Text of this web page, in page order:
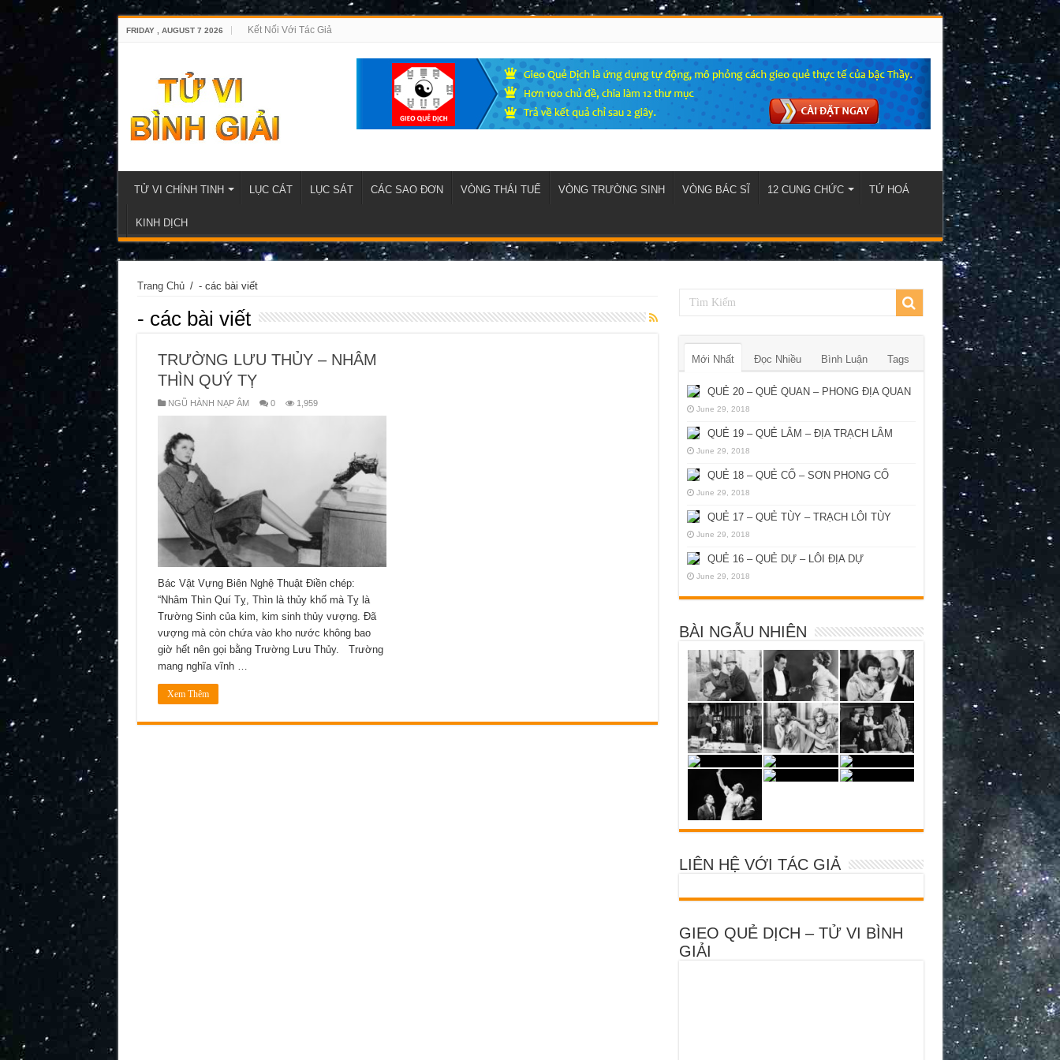
FRIDAY , AUGUST 7 2026 Kết Nối Với Tác Giả
TỬ VI CHÍNH TINH LỤC CÁT LỤC SÁT CÁC SAO ĐƠN VÒNG THÁI TUẾ VÒNG TRƯỜNG SINH VÒNG BÁC SĨ 12 CUNG CHỨC TỨ HOÁ
KINH DỊCH
Trang Chủ / - các bài viết
- các bài viết
TRƯỜNG LƯU THỦY – NHÂM
THÌN QUÝ TỴ
NGŨ HÀNH NẠP ÂM 0 1,959
Bác Vật Vựng Biên Nghệ Thuật Điền chép:
“Nhâm Thìn Quí Tỵ, Thìn là thủy khố mà Tỵ là
Trường Sinh của kim, kim sinh thủy vượng. Đã
vượng mà còn chứa vào kho nước không bao
giờ hết nên gọi bằng Trường Lưu Thủy. Trường
mang nghĩa vĩnh …
Xem Thêm
Mới Nhất Đọc Nhiều Bình Luận Tags
QUẺ 20 – QUẺ QUAN – PHONG ĐỊA QUAN
June 29, 2018
QUẺ 19 – QUẺ LÂM – ĐỊA TRẠCH LÂM
June 29, 2018
QUẺ 18 – QUẺ CỔ – SƠN PHONG CỔ
June 29, 2018
QUẺ 17 – QUẺ TÙY – TRẠCH LÔI TÙY
June 29, 2018
QUẺ 16 – QUẺ DỰ – LÔI ĐỊA DỰ
June 29, 2018
BÀI NGẪU NHIÊN
LIÊN HỆ VỚI TÁC GIẢ
GIEO QUẺ DỊCH – TỬ VI BÌNH
GIẢI